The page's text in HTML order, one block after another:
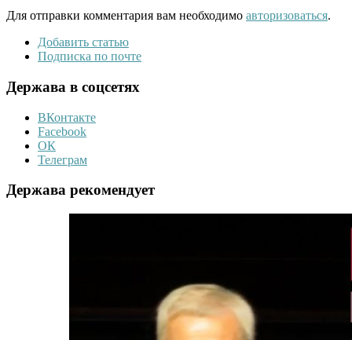
Для отправки комментария вам необходимо авторизоваться.
Добавить статью
Подписка по почте
Держава в соцсетях
ВКонтакте
Facebook
ОК
Телеграм
Держава рекомендует